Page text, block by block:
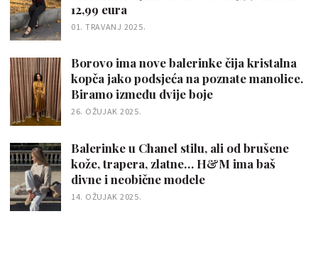
12,99 eura
01. TRAVANJ 2025.
Borovo ima nove balerinke čija kristalna
kopča jako podsjeća na poznate manolice.
Biramo između dvije boje
26. OŽUJAK 2025.
Balerinke u Chanel stilu, ali od brušene
kože, trapera, zlatne… H&M ima baš
divne i neobične modele
14. OŽUJAK 2025.